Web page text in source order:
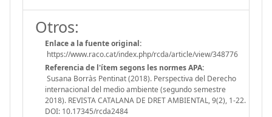
Otros:
Enlace a la fuente original:
https://www.raco.cat/index.php/rcda/article/view/348776
Referencia de l'ítem segons les normes APA:
Susana Borràs Pentinat (2018). Perspectiva del Derecho
internacional del medio ambiente (segundo semestre
2018). REVISTA CATALANA DE DRET AMBIENTAL, 9(2), 1-22.
DOI: 10.17345/rcda2484